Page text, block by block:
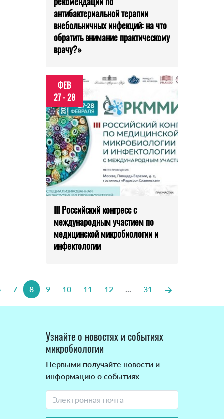
антибактериальной терапии
внебольничных инфекций: на что
обратить внимание практическому
врачу?»
ФЕВ
27 - 28
III Российский конгресс с
международным участием по
медицинской микробиологии и
инфектологии
7 8 9 10 11 12 ... 31
Узнайте о новостях и событиях
микробиологии
Первыми получайте новости и
информацию о событиях